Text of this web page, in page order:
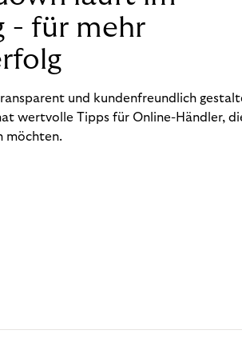
- für mehr
und kundenfreundlich
wertvolle Tipps für Online-Händler,
möchten.